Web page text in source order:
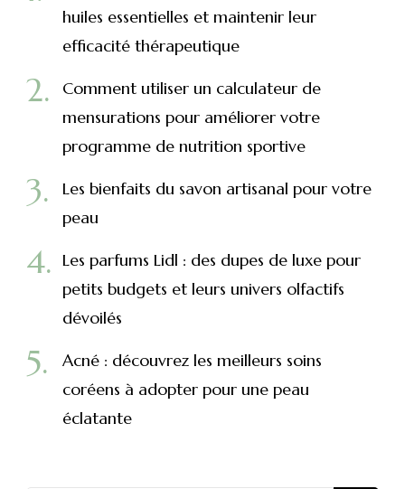
huiles essentielles et maintenir leur
efficacité thérapeutique
Comment utiliser un calculateur de
mensurations pour améliorer votre
programme de nutrition sportive
Les bienfaits du savon artisanal pour votre
peau
Les parfums Lidl : des dupes de luxe pour
petits budgets et leurs univers olfactifs
dévoilés
Acné : découvrez les meilleurs soins
coréens à adopter pour une peau
éclatante